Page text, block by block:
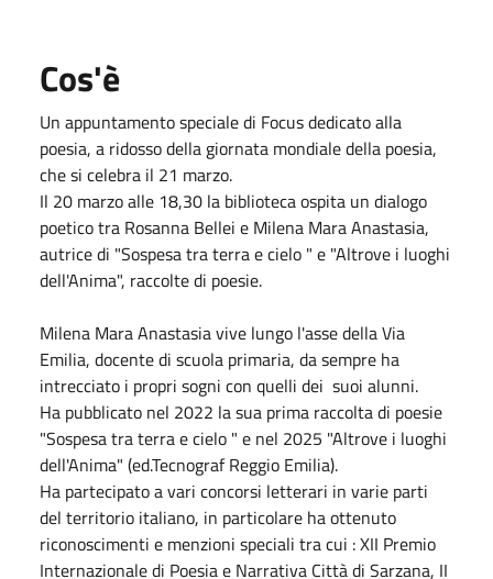
Cos'è
Un appuntamento speciale di Focus dedicato alla
poesia, a ridosso della giornata mondiale della poesia,
che si celebra il 21 marzo.
Il 20 marzoalle 18,30 la biblioteca ospita un dialogo
poetico tra Rosanna Bellei e Milena Mara Anastasia,
autrice di "Sospesa tra terra e cielo " e "Altrove i luoghi
dell'Anima", raccolte di poesie.
Milena Mara Anastasia vive lungo l'asse della Via
Emilia, docente di scuola primaria, da sempre ha
intrecciato i propri sogni con quelli dei suoi alunni.
Ha pubblicato nel 2022 la sua prima raccolta di poesie
"Sospesa tra terra e cielo " e nel 2025 "Altrove i luoghi
dell'Anima" (ed.Tecnograf Reggio Emilia).
Ha partecipato a vari concorsi letterari in varie parti
del territorio italiano, in particolare ha ottenuto
riconoscimenti e menzioni speciali tra cui : XII Premio
Internazionale di Poesia e Narrativa Città di Sarzana, II